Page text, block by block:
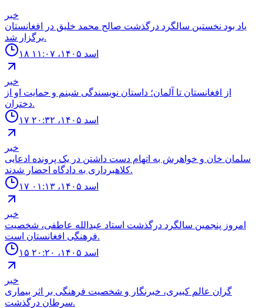
خبر
ياد بود نخستين سالگرد درگذشت صالح محمد خليق در افغانستان
برگزار شد.
۱۸ اسد ۱۴۰۵، ۱۱:۰۷
خبر
از افغانستان تا آلمان؛ داستان نویسندگی شبنم و حمایت او از
دختران.
۱۷ اسد ۱۴۰۵، ۲۰:۳۲
خبر
سلمان خان و خواهرش به اتهام دست داشتن در یک پرونده ادعایی
کلاهبرداری به دادگاه احضار شدند.
۱۷ اسد ۱۴۰۵، ۰۱:۱۳
خبر
امروز پنجمین سالگرد درگذشت استاد عبدالله عاطفی، شخصیت
فرهنگی افغانستان است.
۱۵ اسد ۱۴۰۵، ۲۰:۲۰
خبر
گران عالم کبیری، خبرنگار و شخصیت فرهنگی بر اثر بیماری
سرطان درگذشت.